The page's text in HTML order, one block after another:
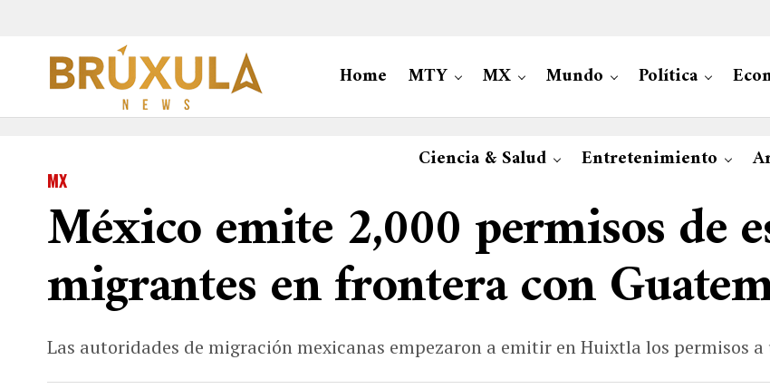
Home MTY MX Mundo Política
Ciencia & Salud Entretenimiento
MX
México emite 2,000 permisos de
migrantes en frontera con
Las autoridades de migración mexicanas empezaron a emitir en Huixtla los permisos